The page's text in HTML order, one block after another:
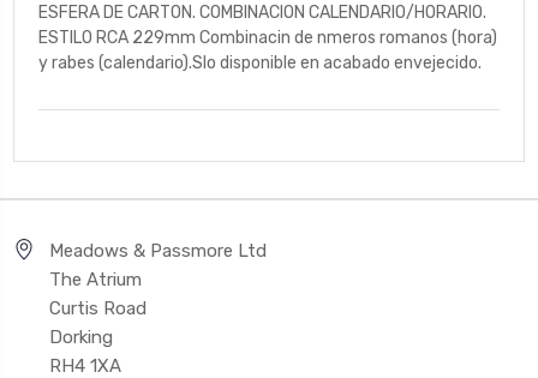
ESFERA DE CARTON. COMBINACION CALENDARIO/HORARIO.
ESTILO RCA 229mm Combinacin de nmeros romanos (hora)
y rabes (calendario).Slo disponible en acabado envejecido.
Meadows & Passmore Ltd
The Atrium
Curtis Road
Dorking
RH4 1XA